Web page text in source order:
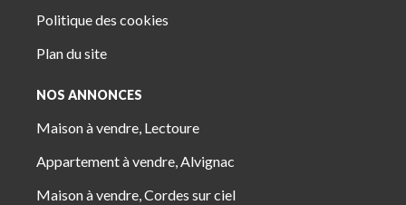
Politique des cookies
Plan du site
NOS ANNONCES
Maison à vendre, Lectoure
Appartement à vendre, Alvignac
Maison à vendre, Cordes sur ciel